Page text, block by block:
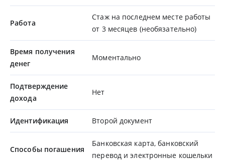
Работа
Стаж на последнем месте работы
от 3 месяцев (необязательно)
Время получения
денег
Моментально
Подтверждение
дохода
Нет
Идентификация Второй документ
Способы погашения
Банковская карта, банковский
перевод и электронные кошельки